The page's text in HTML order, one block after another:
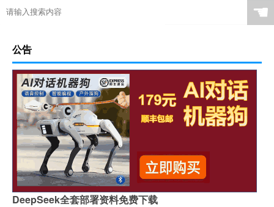
☚
公告
DeepSeek全套部署资料免费下载